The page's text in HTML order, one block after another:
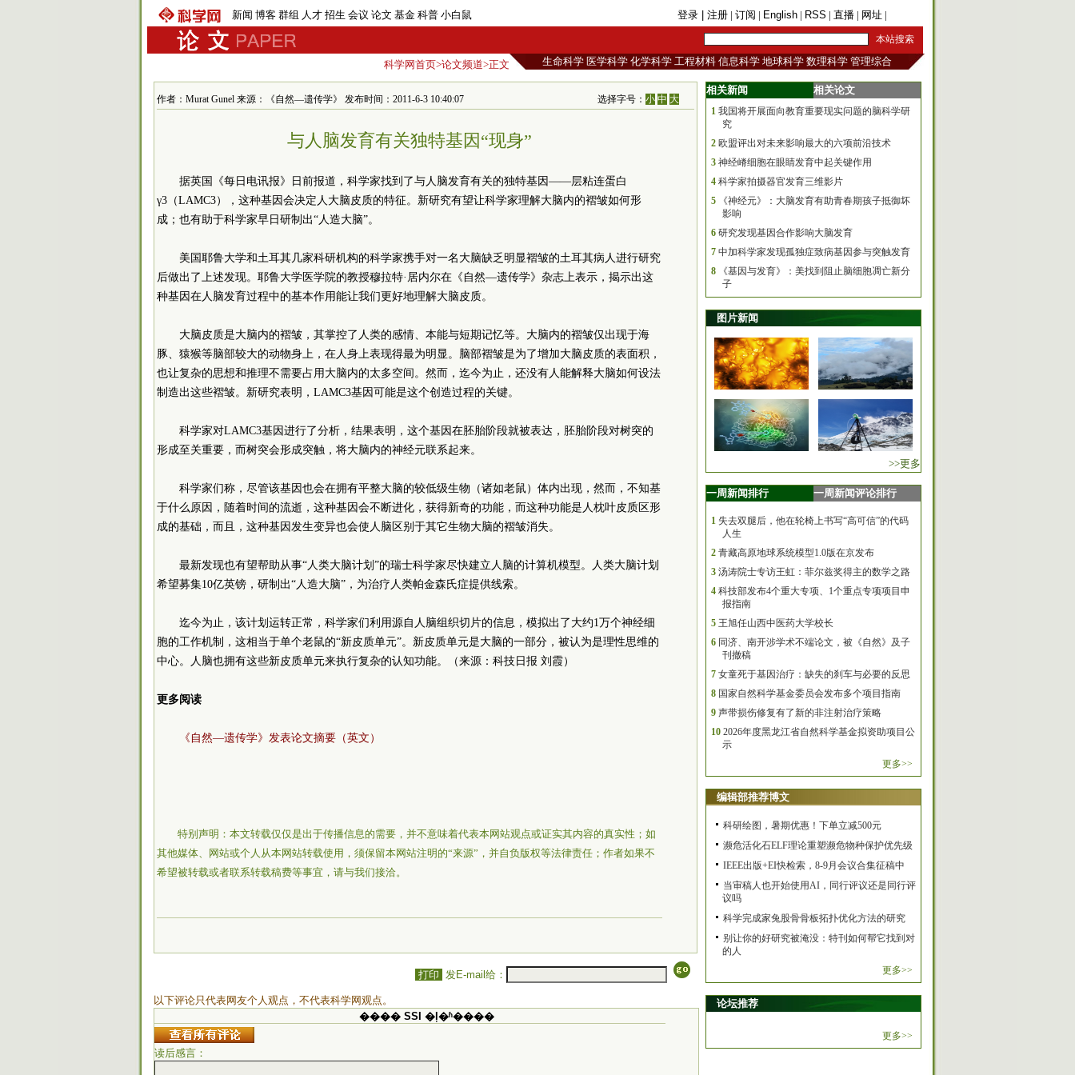
新闻 博客 群组 人才 招生 会议 论文 基金 科普 小白鼠 登录 | 注册 | 订阅 | English | RSS | 直播 | 网址 |
科学网首页>论文频道>正文 生命科学 医学科学 化学科学 工程材料 信息科学 地球科学 数理科学 管理综合
作者：Murat Gunel 来源：《自然—遗传学》 发布时间：2011-6-3 10:40:07 选择字号：小 中 大
与人脑发育有关独特基因“现身”
据英国《每日电讯报》日前报道，科学家找到了与人脑发育有关的独特基因——层粘连蛋白
γ3（LAMC3），这种基因会决定人大脑皮质的特征。新研究有望让科学家理解大脑内的褶皱如何形
成；也有助于科学家早日研制出“人造大脑”。
美国耶鲁大学和土耳其几家科研机构的科学家携手对一名大脑缺乏明显褶皱的土耳其病人进行研究
后做出了上述发现。耶鲁大学医学院的教授穆拉特·居内尔在《自然—遗传学》杂志上表示，揭示出这
种基因在人脑发育过程中的基本作用能让我们更好地理解大脑皮质。
大脑皮质是大脑内的褶皱，其掌控了人类的感情、本能与短期记忆等。大脑内的褶皱仅出现于海
豚、猿猴等脑部较大的动物身上，在人身上表现得最为明显。脑部褶皱是为了增加大脑皮质的表面积，
也让复杂的思想和推理不需要占用大脑内的太多空间。然而，迄今为止，还没有人能解释大脑如何设法
制造出这些褶皱。新研究表明，LAMC3基因可能是这个创造过程的关键。
科学家对LAMC3基因进行了分析，结果表明，这个基因在胚胎阶段就被表达，胚胎阶段对树突的
形成至关重要，而树突会形成突触，将大脑内的神经元联系起来。
科学家们称，尽管该基因也会在拥有平整大脑的较低级生物（诸如老鼠）体内出现，然而，不知基
于什么原因，随着时间的流逝，这种基因会不断进化，获得新奇的功能，而这种功能是人枕叶皮质区形
成的基础，而且，这种基因发生变异也会使人脑区别于其它生物大脑的褶皱消失。
最新发现也有望帮助从事“人类大脑计划”的瑞士科学家尽快建立人脑的计算机模型。人类大脑计划
希望募集10亿英镑，研制出“人造大脑”，为治疗人类帕金森氏症提供线索。
迄今为止，该计划运转正常，科学家们利用源自人脑组织切片的信息，模拟出了大约1万个神经细
胞的工作机制，这相当于单个老鼠的“新皮质单元”。新皮质单元是大脑的一部分，被认为是理性思维的
中心。人脑也拥有这些新皮质单元来执行复杂的认知功能。（来源：科技日报 刘霞）
更多阅读
《自然—遗传学》发表论文摘要（英文）
特别声明：本文转载仅仅是出于传播信息的需要，并不意味着代表本网站观点或证实其内容的真实性；如
其他媒体、网站或个人从本网站转载使用，须保留本网站注明的“来源”，并自负版权等法律责任；作者如果不
希望被转载或者联系转载稿费等事宜，请与我们接洽。
打印 发E-mail给：
以下评论只代表网友个人观点，不代表科学网观点。
���� SSI �ļ�ʱ����
读后感言：
相关新闻 相关论文
1 我国将开展面向教育重要现实问题的脑科学研
究
2 欧盟评出对未来影响最大的六项前沿技术
3 神经嵴细胞在眼睛发育中起关键作用
4 科学家拍摄器官发育三维影片
5
《神经元》：大脑发育有助青春期孩子抵御坏
影响
6 研究发现基因合作影响大脑发育
7 中加科学家发现孤独症致病基因参与突触发育
8
《基因与发育》：美找到阻止脑细胞凋亡新分
子
图片新闻
>>更多
一周新闻排行 一周新闻评论排行
1 失去双腿后，他在轮椅上书写“高可信”的代码
人生
2 青藏高原地球系统模型1.0版在京发布
3 汤涛院士专访王虹：菲尔兹奖得主的数学之路
4 科技部发布4个重大专项、1个重点专项项目申
报指南
5 王旭任山西中医药大学校长
6 同济、南开涉学术不端论文，被《自然》及子
刊撤稿
7 女童死于基因治疗：缺失的刹车与必要的反思
8 国家自然科学基金委员会发布多个项目指南
9 声带损伤修复有了新的非注射治疗策略
10 2026年度黑龙江省自然科学基金拟资助项目公
示
更多>>
编辑部推荐博文
科研绘图，暑期优惠！下单立减500元
濒危活化石ELF理论重塑濒危物种保护优先级
IEEE出版+EI快检索，8-9月会议合集征稿中
当审稿人也开始使用AI，同行评议还是同行评
议吗
科学完成家兔股骨骨板拓扑优化方法的研究
别让你的好研究被淹没：特刊如何帮它找到对
的人
更多>>
论坛推荐
更多>>